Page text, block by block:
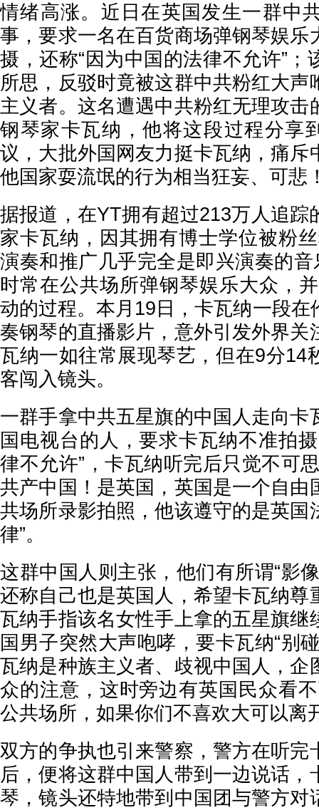
情绪高涨。近日在英国发生一群中
事，要求一名在百货商场弹钢琴娱乐
摄，还称“因为中国的法律不允许”；
所思，反驳时竟被这群中共粉红大声
主义者。这名遭遇中共粉红无理攻击
钢琴家卡瓦纳，他将这段过程分享
议，大批外国网友力挺卡瓦纳，痛斥
他国家耍流氓的行为相当狂妄、可悲
据报道，在YT拥有超过213万人追踪
家卡瓦纳，因其拥有博士学位被粉
演奏和推广几乎完全是即兴演奏的音
时常在公共场所弹钢琴娱乐大众，
动的过程。本月19日，卡瓦纳一段在
奏钢琴的直播影片，意外引发外界关
瓦纳一如往常展现琴艺，但在9分14
客闯入镜头。
一群手拿中共五星旗的中国人走向卡
国电视台的人，要求卡瓦纳不准拍
律不允许”，卡瓦纳听完后只觉不可
共产中国！是英国，英国是一个自由
共场所录影拍照，他该遵守的是英国
律”。
这群中国人则主张，他们有所谓“影
还称自己也是英国人，希望卡瓦纳尊
瓦纳手指该名女性手上拿的五星旗继
国男子突然大声咆哮，要卡瓦纳“别
瓦纳是种族主义者、歧视中国人，企
众的注意，这时旁边有英国民众看
公共场所，如果你们不喜欢大可以离
双方的争执也引来警察，警方在听完
后，便将这群中国人带到一边说话，
琴，镜头还特地带到中国团与警方对